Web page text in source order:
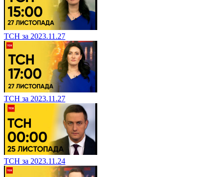
ТСН за 2023.11.27
ТСН за 2023.11.27
ТСН за 2023.11.24